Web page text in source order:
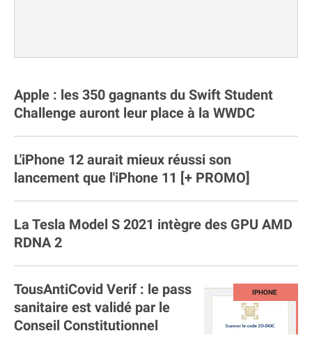
Apple : les 350 gagnants du Swift Student
Challenge auront leur place à la WWDC
L'iPhone 12 aurait mieux réussi son
lancement que l'iPhone 11 [+ PROMO]
La Tesla Model S 2021 intègre des GPU AMD
RDNA 2
TousAntiCovid Verif : le pass
sanitaire est validé par le
Conseil Constitutionnel